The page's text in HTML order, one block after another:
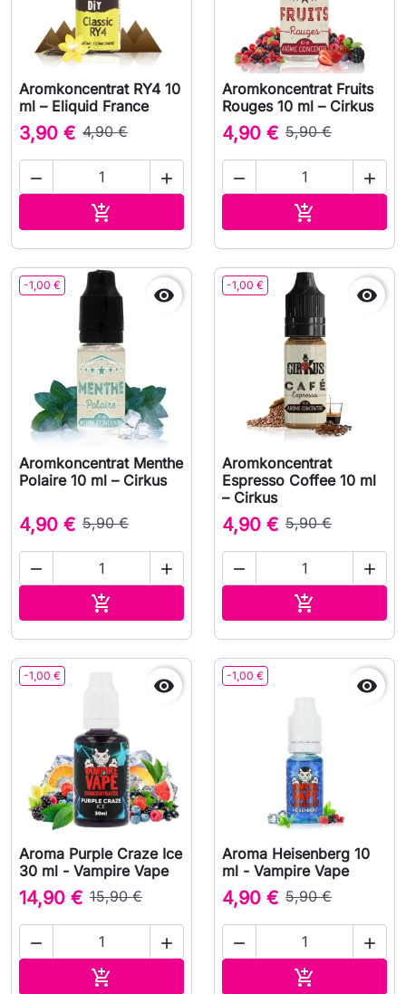
Aromkoncentrat RY4 10
ml – Eliquid France
3,90 € 4,90 €
 

Aromkoncentrat Fruits
Rouges 10 ml – Cirkus
4,90 € 5,90 €
 

-1,00 € 
Aromkoncentrat Menthe
Polaire 10 ml – Cirkus
4,90 € 5,90 €
 

-1,00 € 
Aromkoncentrat
Espresso Coffee 10 ml
– Cirkus
4,90 € 5,90 €
 

-1,00 € 
Aroma Purple Craze Ice
30 ml - Vampire Vape
14,90 € 15,90 €
 

-1,00 € 
Aroma Heisenberg 10
ml - Vampire Vape
4,90 € 5,90 €
 
